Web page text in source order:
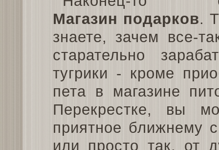
Магазин подарков.
знаете, зачем все-
старательно
тугрики - кроме
пета в магазине
Перекрестке, вы
приятное ближнему
или просто так, от